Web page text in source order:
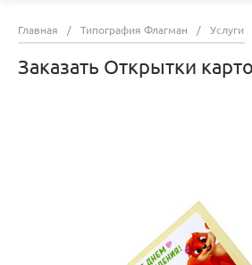
Главная / Типография Флагман / Услуги
Заказать Открытки